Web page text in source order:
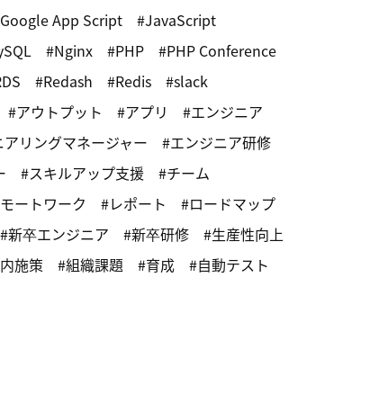
Google App Script
JavaScript
Nginx PHP
PHP Conference
Redash Redis
slack
アウトプット アプリ
エンジニア
リングマネージャー
エンジニア研修
スキルアップ支援
チーム
ートワーク レポート
ロードマップ
新卒エンジニア 新卒研修
生産性向上
施策 組織課題 育成
自動テスト